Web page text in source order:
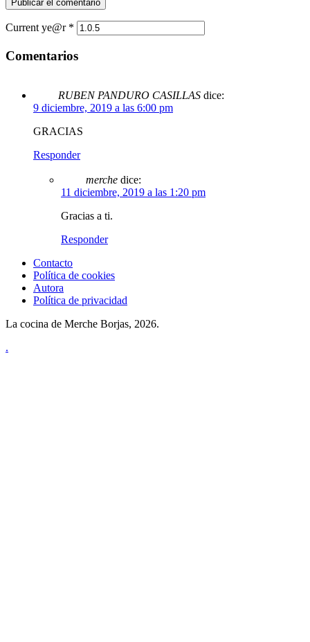
Current ye@r *
Comentarios
RUBEN PANDURO CASILLAS dice:
9 diciembre, 2019 a las 6:00 pm
GRACIAS
Responder
merche dice:
11 diciembre, 2019 a las 1:20 pm
Gracias a ti.
Responder
Contacto
Política de cookies
Autora
Política de privacidad
La cocina de Merche Borjas, 2026.
.